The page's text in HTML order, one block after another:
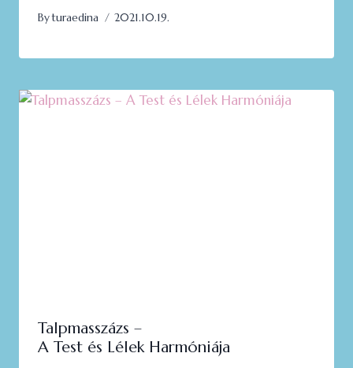
Byturaedina 2021.10.19.
Talpmasszázs –
A Test és Lélek Harmóniája